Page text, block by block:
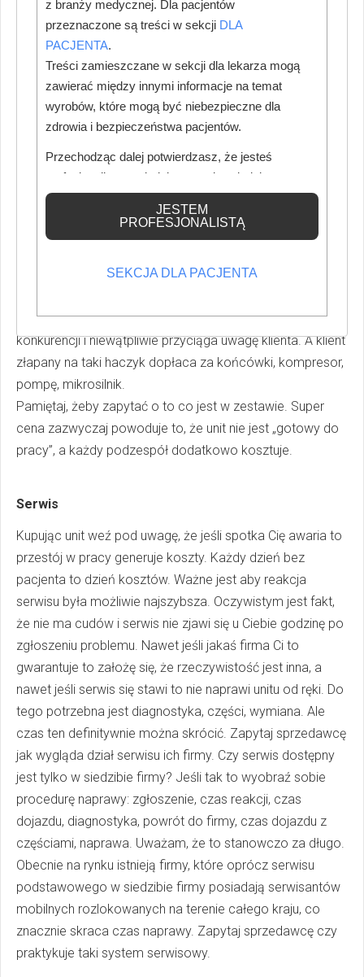
etapie zapytania ofertowego sprecyzować ile rękawów
chcesz zamontować, oraz jakie instrumenty mają się
znaleźć na każdym z nich. Miej świadomość, że nie
zawsze musi to mieć odzwierciedlenie w cenie. Jeśli nie
chcesz wyposażać unitu w maksymalną ilość rękawów
od razu po zakupie, zapytaj czy unit ma możliwość
Koszty ukryte
Czy spotkałeś się kiedyś z sytuacją, że całkowita wartość
końcowa zamówienia różniła się od ceny w „super
sprzedawca maksymalnie odchudził proponowany
sprzedającego – jego cena wyróżnia się na tle
konkurencji i niewątpliwie przyciąga uwagę klienta. A klient
złapany na taki haczyk dopłaca za końcówki, kompresor,
pompę, mikrosilnik.
Pamiętaj, żeby zapytać o to co jest w zestawie. Super
cena zazwyczaj powoduje to, że unit nie jest „gotowy do
pracy”, a każdy podzespół dodatkowo kosztuje.
Serwis
Kupując unit weź pod uwagę, że jeśli spotka Cię awaria to
przestój w pracy generuje koszty. Każdy dzień bez
pacjenta to dzień kosztów. Ważne jest aby reakcja
serwisu była możliwie najszybsza. Oczywistym jest fakt,
że nie ma cudów i serwis nie zjawi się u Ciebie godzinę po
zgłoszeniu problemu. Nawet jeśli jakaś firma Ci to
gwarantuje to założę się, że rzeczywistość jest inna, a
nawet jeśli serwis się stawi to nie naprawi unitu od ręki. Do
tego potrzebna jest diagnostyka, części, wymiana. Ale
czas ten definitywnie można skrócić. Zapytaj sprzedawcę
jak wygląda dział serwisu ich firmy. Czy serwis dostępny
jest tylko w siedzibie firmy? Jeśli tak to wyobraź sobie
procedurę naprawy: zgłoszenie, czas reakcji, czas
dojazdu, diagnostyka, powrót do firmy, czas dojazdu z
częściami, naprawa. Uważam, że to stanowczo za długo.
Obecnie na rynku istnieją firmy, które oprócz serwisu
podstawowego w siedzibie firmy posiadają serwisantów
mobilnych rozlokowanych na terenie całego kraju, co
znacznie skraca czas naprawy. Zapytaj sprzedawcę czy
praktykuje taki system serwisowy.
z branży medycznej. Dla pacjentów
przeznaczone są treści w sekcji DLA
PACJENTA.
Treści zamieszczane w sekcji dla lekarza mogą
zawierać między innymi informacje na temat
wyrobów, które mogą być niebezpieczne dla
zdrowia i bezpieczeństwa pacjentów.
Przechodząc dalej potwierdzasz, że jesteś
profesjonalistą posiadającym odpowiednią
wiedzę medyczną.
JESTEM
PROFESJONALISTĄ
SEKCJA DLA PACJENTA